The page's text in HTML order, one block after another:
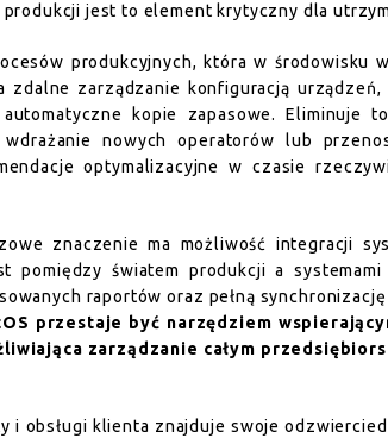
jest to element krytyczny dla
produkcyjnych, która w środowisku
zarządzanie konfiguracją
kopie zapasowe. Eliminuje
nowych operatorów lub
optymalizacyjne w czasie
znaczenie ma możliwość integracji
pomiędzy światem produkcji a systemami
raportów oraz pełną
przestaje być narzędziem
zarządzanie całym
i obsługi klienta znajduje swoje